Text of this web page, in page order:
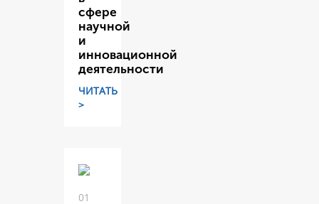
сфере
научной
и
инновационной
деятельности
ЧИТАТЬ
>
01